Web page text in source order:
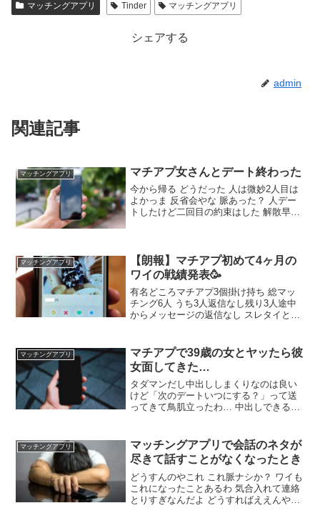
いいねがもらえる写真を撮影【マッチングフォト】
マッチングアプリ Tinder マッチングアプリ
シェアする
admin
関連記事
マッチングアプリ マチアプ女さんとデート終わった
今から帰る どうだった 人は微妙2人目は
よかっま 反省会やな 脈あった？ 人デー
トしたけど二回目の約束はした 解散早く
無いくらい
マッチングアプリ
【朗報】マチアプ初めて4ヶ月の
ワイの戦績発表🥳
有名どころマチアプ3個掛け持ち 総マッ
チング6人 うち3人返信なし残り3人途中
からメッセージの返信なし スレタイとの
来るんやろ？ しかも無料やから適当にや
ってるだけやしな
マッチングアプリ
マチアプで39歳の女とヤッたら彼
女面してきた…
タダマンだし中出ししまくりなのは良い
けど「次のデートいつにする？」って送
ってきて鳥肌立ったわ… 中出しできるな
会う気無いわ そもそもマチアプの相手だ
から都合悪くなったらブロックすりゃ完
全に縁切れる
マッチングアプリ
マッチングアプリで会話のネタが
尽きて話すことがなくなったとき
どうすんのやこれ これ脈ナシか？ ワイも
これになったことあるわ 気合入れて連絡
とりすぎなんだよ どうすればええんや？